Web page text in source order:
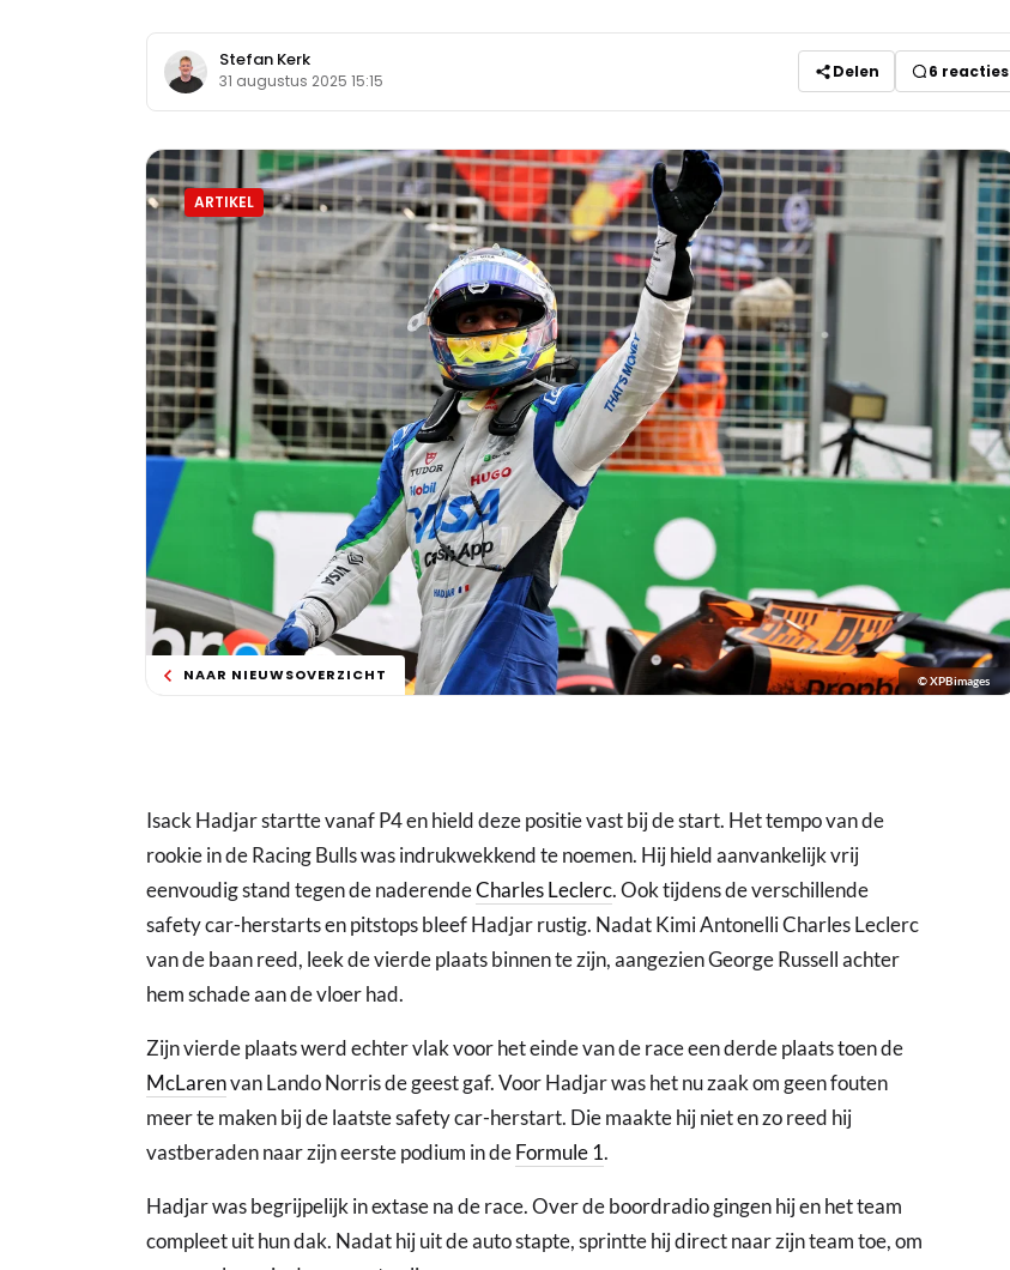
Stefan Kerk
31 augustus 2025 15:15 Delen 6 reacties
ARTIKEL
NAAR NIEUWSOVERZICHT © XPBimages
Isack Hadjar startte vanaf P4 en hield deze positie vast bij de start. Het tempo van de
rookie in de Racing Bulls was indrukwekkend te noemen. Hij hield aanvankelijk vrij
eenvoudig stand tegen de naderendeCharles Leclerc. Ook tijdens de verschillende
safety car-herstarts en pitstops bleef Hadjar rustig. Nadat Kimi Antonelli Charles Leclerc
van de baan reed, leek de vierde plaats binnen te zijn, aangezien George Russell achter
hem schade aan de vloer had.
Zijn vierde plaats werd echter vlak voor het einde van de race een derde plaats toen de
McLarenvan Lando Norris de geest gaf. Voor Hadjar was het nu zaak om geen fouten
meer te maken bij de laatste safety car-herstart. Die maakte hij niet en zo reed hij
vastberaden naar zijn eerste podium in deFormule 1.
Hadjar was begrijpelijk in extase na de race. Over de boordradio gingen hij en het team
compleet uit hun dak. Nadat hij uit de auto stapte, sprintte hij direct naar zijn team toe, om